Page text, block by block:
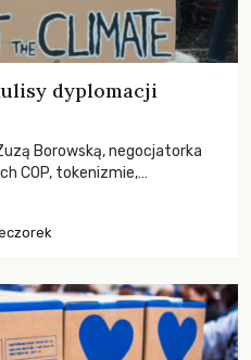
dyplomacji
Borowską, negocjatorka
COP, tokenizmie,